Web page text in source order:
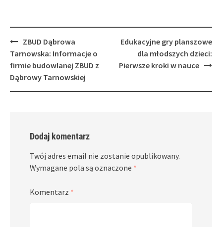
Post
navigation
ZBUD Dąbrowa
Tarnowska: Informacje o
firmie budowlanej ZBUD z
Dąbrowy Tarnowskiej
Edukacyjne gry planszowe
dla młodszych dzieci:
Pierwsze kroki w nauce
Dodaj komentarz
Twój adres email nie zostanie opublikowany.
Wymagane pola są oznaczone *
Komentarz *